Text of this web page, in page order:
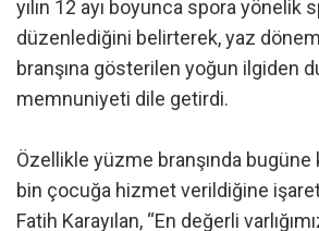
yılın 12 ayı boyunca spora yönelik
düzenlediğini belirterek, yaz
branşına gösterilen yoğun ilgiden
memnuniyeti dile getirdi.
Özellikle yüzme branşında bugüne
bin çocuğa hizmet verildiğine
Fatih Karayılan, “En değerli